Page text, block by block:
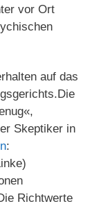
vor Ort
auf das
Skeptiker in
:
Richtwerte